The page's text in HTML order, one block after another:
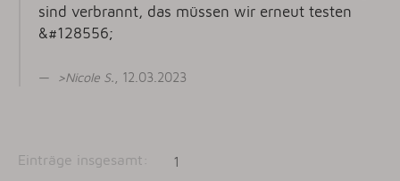
sind verbrannt, das müssen wir erneut testen
&#128556;
>Nicole S., 12.03.2023
Einträge insgesamt: 1